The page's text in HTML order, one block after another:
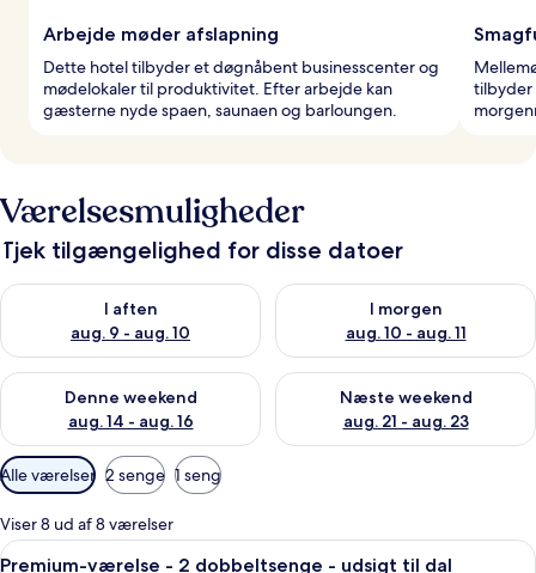
Arbejde møder afslapning
Dette hotel tilbyder et døgnåbent businesscenter og
mødelokaler til produktivitet. Efter arbejde kan
gæsterne nyde spaen, saunaen og barloungen.
tilbyder
Værelsesmuligheder
Tjek tilgængelighed for disse datoer
I aften
aug. 9 - aug. 10
Tjek tilgængelighed for i aften aug. 9 - aug. 10
I morgen
aug. 10 - aug. 11
Tjek tilgængelighed for i
Denne weekend
aug. 14 - aug. 16
Tjek tilgængelighed for denne weekend aug. 14 - aug. 16
Næste weekend
aug. 21 - aug. 23
Tjek tilgængelighed for næste
Tilgængelige
filtre
for
værelser
Alle værelser 2 senge 1 seng
Viser 8 ud af 8 værelser
Indlæs
Et hotelværelse med to senge, et
6
Premium-værelse - 2 dobbeltsenge - udsigt til dal